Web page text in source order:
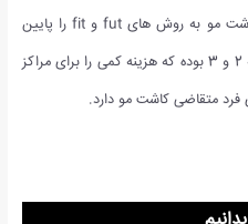
یکی از مهمترین علت هایی که هزینه کاشت مو به روش های fut و fit را پایین
آورده است استفاده از ابزار و وسایل درجه 2 و 3 بوده که هزینه کمی را برای مراکز
فرد متقاضی کاشت مو دارد.